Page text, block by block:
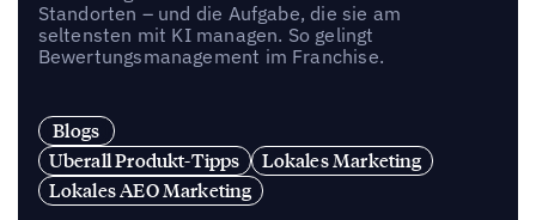
Standorten – und die Aufgabe, die sie am
seltensten mit KI managen. So gelingt
Bewertungsmanagement im Franchise.
Blogs
Uberall Produkt-Tipps
Lokales Marketing
Lokales AEO Marketing